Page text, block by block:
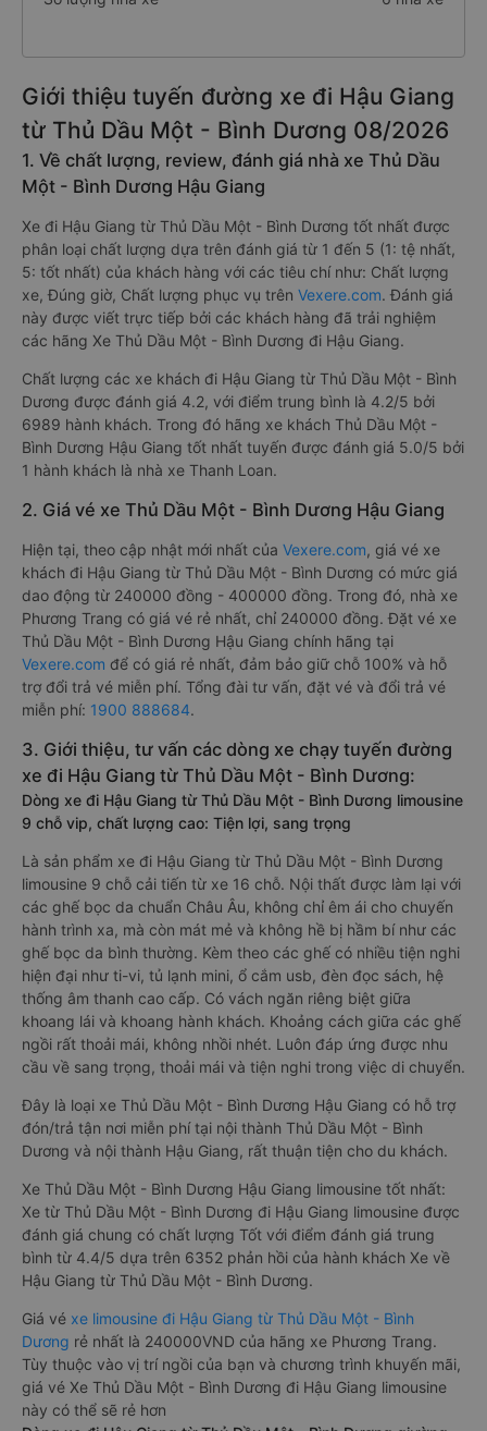
Giới thiệu tuyến đường xe đi Hậu Giang
từ Thủ Dầu Một - Bình Dương 08/2026
1. Về chất lượng, review, đánh giá nhà xe Thủ Dầu
Một - Bình Dương Hậu Giang
Xe đi Hậu Giang từ Thủ Dầu Một - Bình Dương tốt nhất được
phân loại chất lượng dựa trên đánh giá từ 1 đến 5 (1: tệ nhất,
5: tốt nhất) của khách hàng với các tiêu chí như: Chất lượng
xe, Đúng giờ, Chất lượng phục vụ trên Vexere.com. Đánh giá
này được viết trực tiếp bởi các khách hàng đã trải nghiệm
các hãng Xe Thủ Dầu Một - Bình Dương đi Hậu Giang.
Chất lượng các xe khách đi Hậu Giang từ Thủ Dầu Một - Bình
Dương được đánh giá 4.2, với điểm trung bình là 4.2/5 bởi
6989 hành khách. Trong đó hãng xe khách Thủ Dầu Một -
Bình Dương Hậu Giang tốt nhất tuyến được đánh giá 5.0/5 bởi
1 hành khách là nhà xe Thanh Loan.
2. Giá vé xe Thủ Dầu Một - Bình Dương Hậu Giang
Hiện tại, theo cập nhật mới nhất của Vexere.com, giá vé xe
khách đi Hậu Giang từ Thủ Dầu Một - Bình Dương có mức giá
dao động từ 240000 đồng - 400000 đồng. Trong đó, nhà xe
Phương Trang có giá vé rẻ nhất, chỉ 240000 đồng. Đặt vé xe
Thủ Dầu Một - Bình Dương Hậu Giang chính hãng tại
Vexere.com để có giá rẻ nhất, đảm bảo giữ chỗ 100% và hỗ
trợ đổi trả vé miễn phí. Tổng đài tư vấn, đặt vé và đổi trả vé
miễn phí: 1900 888684.
3. Giới thiệu, tư vấn các dòng xe chạy tuyến đường
xe đi Hậu Giang từ Thủ Dầu Một - Bình Dương:
Dòng xe đi Hậu Giang từ Thủ Dầu Một - Bình Dương limousine
9 chỗ vip, chất lượng cao: Tiện lợi, sang trọng
Là sản phẩm xe đi Hậu Giang từ Thủ Dầu Một - Bình Dương
limousine 9 chỗ cải tiến từ xe 16 chỗ. Nội thất được làm lại với
các ghế bọc da chuẩn Châu Âu, không chỉ êm ái cho chuyến
hành trình xa, mà còn mát mẻ và không hề bị hầm bí như các
ghế bọc da bình thường. Kèm theo các ghế có nhiều tiện nghi
hiện đại như ti-vi, tủ lạnh mini, ổ cắm usb, đèn đọc sách, hệ
thống âm thanh cao cấp. Có vách ngăn riêng biệt giữa
khoang lái và khoang hành khách. Khoảng cách giữa các ghế
ngồi rất thoải mái, không nhồi nhét. Luôn đáp ứng được nhu
cầu về sang trọng, thoải mái và tiện nghi trong việc di chuyển.
Đây là loại xe Thủ Dầu Một - Bình Dương Hậu Giang có hỗ trợ
đón/trả tận nơi miễn phí tại nội thành Thủ Dầu Một - Bình
Dương và nội thành Hậu Giang, rất thuận tiện cho du khách.
Xe Thủ Dầu Một - Bình Dương Hậu Giang limousine tốt nhất:
Xe từ Thủ Dầu Một - Bình Dương đi Hậu Giang limousine được
đánh giá chung có chất lượng Tốt với điểm đánh giá trung
bình từ 4.4/5 dựa trên 6352 phản hồi của hành khách Xe về
Hậu Giang từ Thủ Dầu Một - Bình Dương.
Giá vé xe limousine đi Hậu Giang từ Thủ Dầu Một - Bình
Dương rẻ nhất là 240000VND của hãng xe Phương Trang.
Tùy thuộc vào vị trí ngồi của bạn và chương trình khuyến mãi,
giá vé Xe Thủ Dầu Một - Bình Dương đi Hậu Giang limousine
này có thể sẽ rẻ hơn